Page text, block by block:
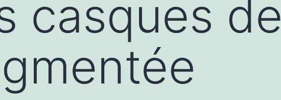
casques de